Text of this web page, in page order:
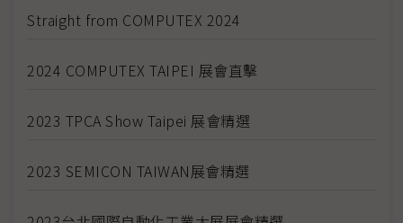
Straight from COMPUTEX 2024
2024 COMPUTEX TAIPEI 展會直擊
2023 TPCA Show Taipei 展會精選
2023 SEMICON TAIWAN展會精選